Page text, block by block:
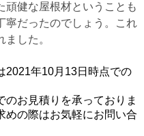
頑健な屋根材ということも
寧だったのでしょう。これ
した。
年10月13日時点での
お見積りを承っておりま
めの際はお気軽にお問い合